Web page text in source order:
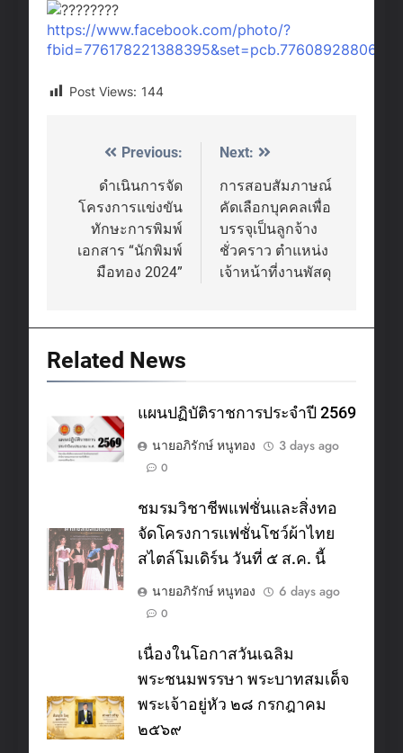
https://www.facebook.com/photo/?
Post Views: 144
Post
navigation
Previous:
ดำเนินการจัด
โครงการแข่งขัน
ทักษะการพิมพ์
เอกสาร “นักพิมพ์
มือทอง 2024”
Next:
การสอบสัมภาษณ์
คัดเลือกบุคคลเพื่อ
บรรจุเป็นลูกจ้าง
ชั่วคราว ตำแหน่ง
เจ้าหน้าที่งานพัสดุ
Related News
แผนปฏิบัติราชการประจำปี 2569
นายอภิรักษ์ หนูทอง
3 days ago
0
ชมรมวิชาชีพแฟชั่นและสิ่งทอ
จัดโครงการแฟชั่นโชว์ผ้าไทย
สไตล์โมเดิร์น วันที่ ๕ ส.ค. นี้
นายอภิรักษ์ หนูทอง
6 days ago
0
เนื่องในโอกาสวันเฉลิม
พระชนมพรรษา พระบาทสมเด็จ
พระเจ้าอยู่หัว ๒๘ กรกฎาคม
๒๕๖๙